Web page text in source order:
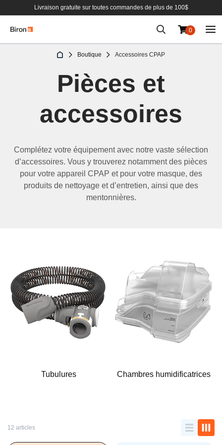
Livraison gratuite sur toutes commandes de plus de 100$
0
Pièces et
accessoires
Complétez votre équipement avec notre vaste sélection
d’accessoires. Vous y trouverez notamment des pièces
pour votre appareil CPAP et pour votre masque, des
produits de nettoyage et d’entretien, ainsi que des
mentonnières.
Boutique Accessoires CPAP
Tubulures Chambres humidificatrices
12 articles